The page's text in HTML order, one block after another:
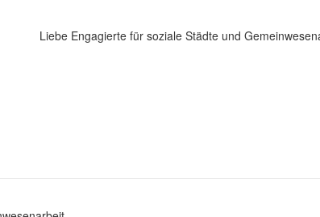
Liebe Engagierte für soziale Städte und